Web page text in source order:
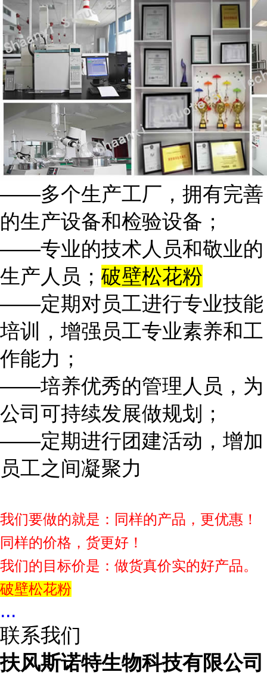
——多个生产工厂，拥有完善
的生产设备和检验设备；
——专业的技术人员和敬业的
生产人员； 破壁松花粉
——定期对员工进行专业技能
培训，增强员工专业素养和工
作能力；
——培养优秀的管理人员，为
公司可持续发展做规划；
——定期进行团建活动，增加
员工之间凝聚力
我们要做的就是：同样的产品，更优惠！
同样的价格，货更好！
我们的目标价是：做货真价实的好产品。
破壁松花粉
...
联系我们
扶风斯诺特生物科技有限公司